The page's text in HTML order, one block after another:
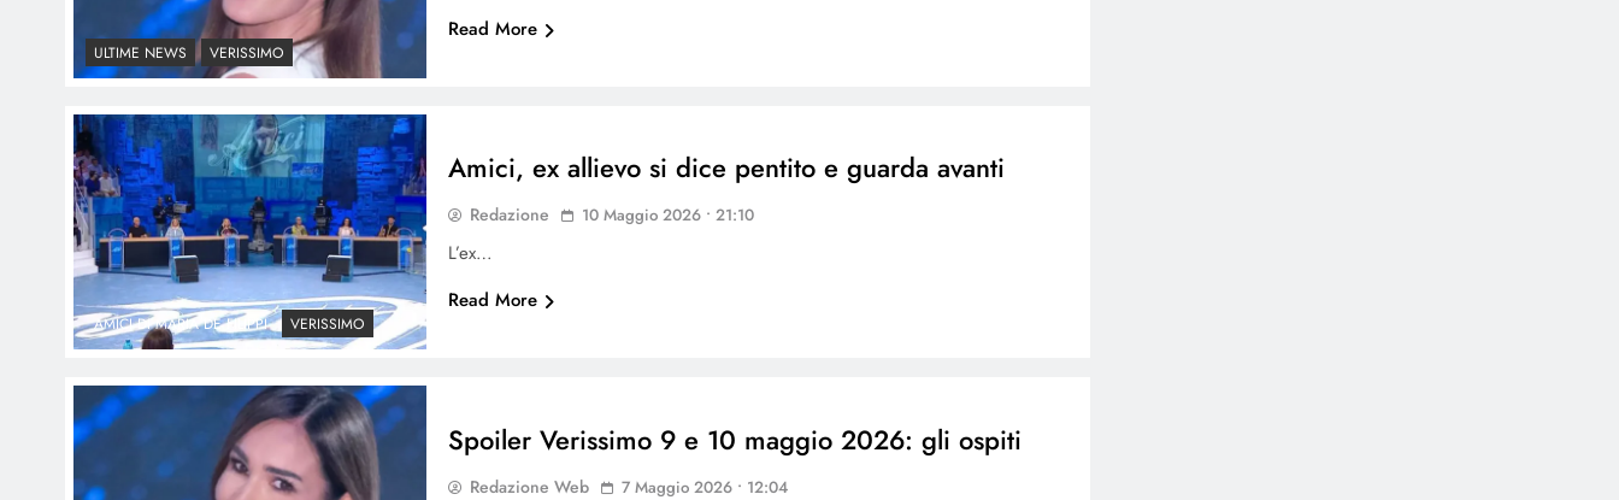
ULTIME NEWS VERISSIMO
Read More
AMICI DI MARIA DE FILIPPI VERISSIMO
Amici, ex allievo si dice pentito e guarda avanti
Redazione 10 Maggio 2026 • 21:10
L’ex…
Read More
Spoiler Verissimo 9 e 10 maggio 2026: gli ospiti
Redazione Web 7 Maggio 2026 • 12:04